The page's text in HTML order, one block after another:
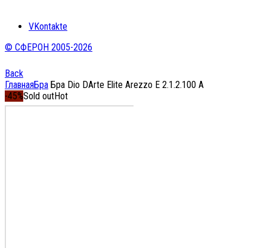
VKontakte
© СФЕРОН 2005-2026
Back
ГлавнаяБра Бра Dio DArte Elite Arezzo E 2.1.2.100 A
-45%Sold outHot